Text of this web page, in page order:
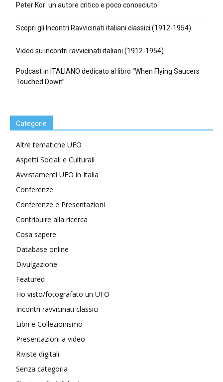
Peter Kor: un autore critico e poco conosciuto
Scopri gli Incontri Ravvicinati italiani classici (1912-1954)
Video su incontri ravvicinati italiani (1912-1954)
Podcast in ITALIANO dedicato al libro “When Flying Saucers
Touched Down”
Categorie
Altre tematiche UFO
Aspetti Sociali e Culturali
Avvistamenti UFO in Italia
Conferenze
Conferenze e Presentazioni
Contribuire alla ricerca
Cosa sapere
Database online
Divulgazione
Featured
Ho visto/fotografato un UFO
Incontri ravvicinati classici
Libri e Collezionismo
Presentazioni a video
Riviste digitali
Senza categoria